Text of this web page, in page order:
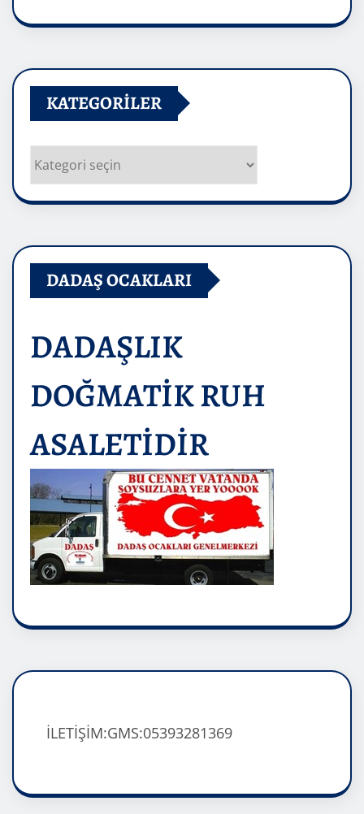
KATEGORILER
Kategoriler
DADAŞ OCAKLARI
DADAŞLIK
DOĞMATİK RUH
ASALETİDİR
İLETİŞİM:GMS:05393281369